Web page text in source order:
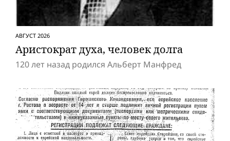
АВГУСТ 2026
Аристократ духа, человек долга
120 лет назад родился Альберт Манфред